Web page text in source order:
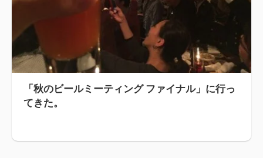
「秋のビールミーティング ファイナル」に行っ
てきた。